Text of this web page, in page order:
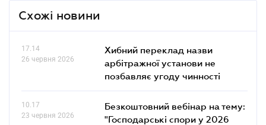
Схожі новини
17.14
26 червня 2026
Хибний переклад назви
арбітражної установи не
позбавляє угоду чинності
10.17
23 червня 2026
Безкоштовний вебінар на тему:
"Господарські спори у 2026